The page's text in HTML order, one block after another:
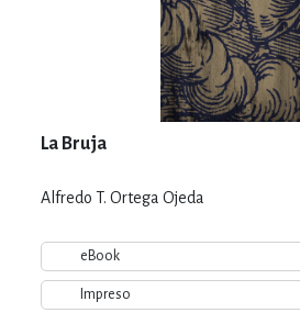
La Bruja
Alfredo T. Ortega Ojeda
eBook
Impreso